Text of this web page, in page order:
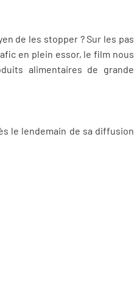
de les stopper ? Sur les pas
en plein essor, le film nous
alimentaires de grande
le lendemain de sa diffusion